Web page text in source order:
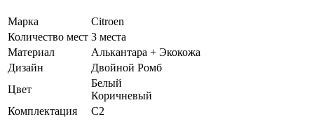
Марка
Citroen
Количество мест 3 места
Материал
Алькантара + Экокожа
Дизайн
Двойной Ромб
Цвет
Белый
Коричневый
Комплектация
C2